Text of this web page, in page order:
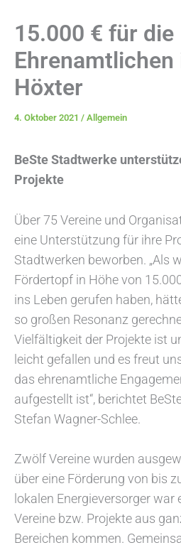
15.000 € für die
Ehrenamtlichen
Höxter
4. Oktober 2021 / Allgemein
BeSte Stadtwerke
Projekte
Über 75 Vereine und
eine Unterstützung für ihre
Stadtwerken beworben. „Als
Fördertopf in Höhe von
ins Leben gerufen haben,
so großen Resonanz
Vielfältigkeit der Projekte ist
leicht gefallen und es freut
das ehrenamtliche
aufgestellt ist“, berichtet
Stefan Wagner-Schlee.
Zwölf Vereine wurden
über eine Förderung von bis
lokalen Energieversorger war
Vereine bzw. Projekte aus
Bereichen kommen.